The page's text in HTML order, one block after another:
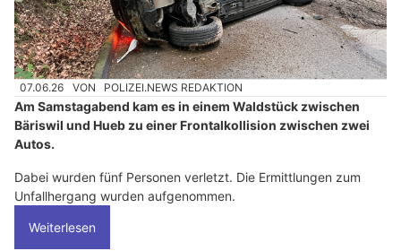
07.06.26 VON POLIZEI.NEWS REDAKTION
Am Samstagabend kam es in einem Waldstück zwischen
Bäriswil und Hueb zu einer Frontalkollision zwischen zwei
Autos.
Dabei wurden fünf Personen verletzt. Die Ermittlungen zum
Unfallhergang wurden aufgenommen.
Weiterlesen